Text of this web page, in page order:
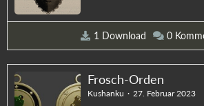
1 Download 0
Frosch-Orden
Kushanku 27. Februar 2023